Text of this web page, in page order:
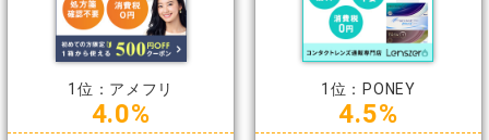
1位：アメフリ
4.0%
1位：PONEY
4.5%